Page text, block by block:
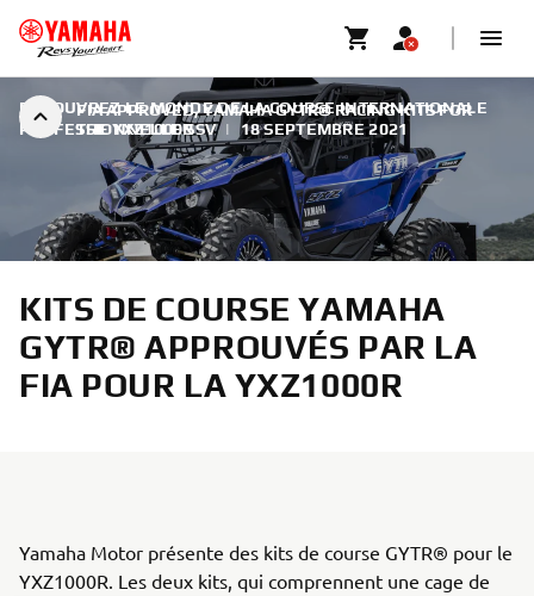
FIA APPROVED, YAMAHA GYTR® RACING KITS FOR
THE YXZ1000R
DÉCOUVREZ LE MONDE DE LA COURSE INTERNATIONALE
PROFESSIONNELLE SSV | 18 SEPTEMBRE 2021
KITS DE COURSE YAMAHA
GYTR® APPROUVÉS PAR LA
FIA POUR LA YXZ1000R
Yamaha Motor présente des kits de course GYTR® pour le
YXZ1000R. Les deux kits, qui comprennent une cage de